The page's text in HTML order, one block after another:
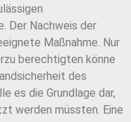
Der Nachweis der
Maßnahme. Nur
berechtigten könne
des
es die Grundlage dar,
werden müssten. Eine